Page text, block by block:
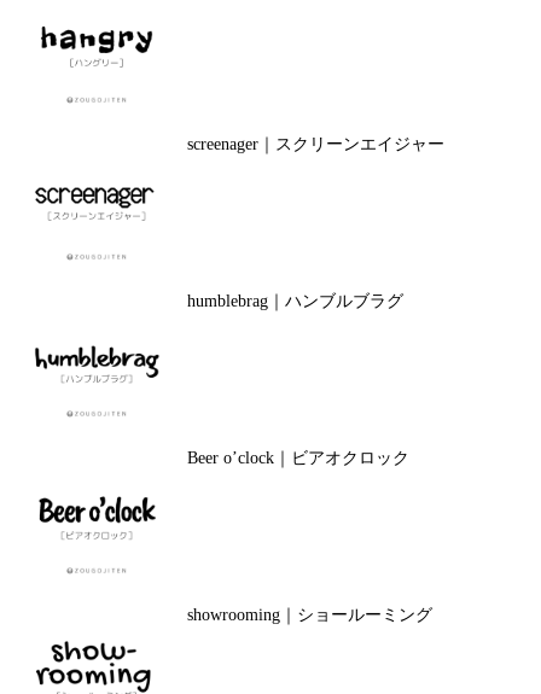
screenager｜スクリーンエイジャー
humblebrag｜ハンブルブラグ
Beer o’clock｜ビアオクロック
showrooming｜ショールーミング